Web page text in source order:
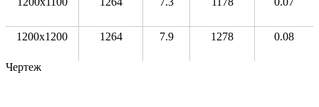
1200x1200 1264 7.9 1278 0.08
Чертеж